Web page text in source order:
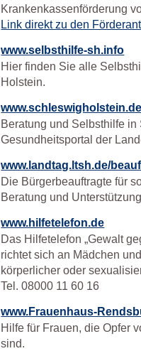
Krankenkassenförderung
Link direkt zu den
www.selbsthilfe-sh.info
Hier finden Sie alle
Holstein.
Beratung und Selbsthilfe
Gesundheitsportal der
www.landtag.ltsh.de/
Die Bürgerbeauftragte für
Beratung und
www.hilfetelefon.de
Das Hilfetelefon „Gewalt
richtet sich an Mädchen
körperlicher oder
Tel. 08000 11 60 16
www.Frauenhaus-
Hilfe für Frauen, die Opfer
sind.